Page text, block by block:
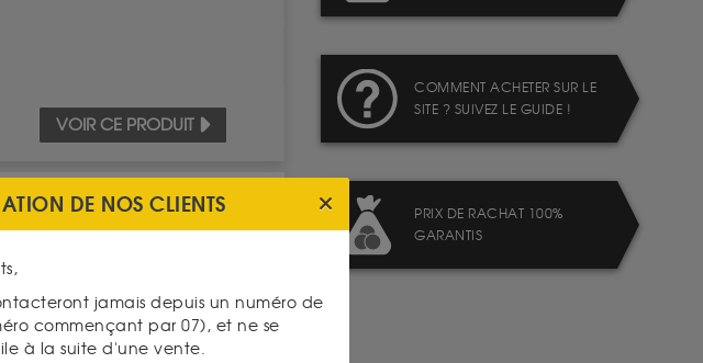
COMMENT ACHETER SUR LE
SITE ? SUIVEZ LE GUIDE !
PRIX DE RACHAT 100%
GARANTIS
VOIR CE PRODUIT
DE NOS CLIENTS
jamais depuis un numéro de
commençant par 07), et ne se
à la suite d'une vente.